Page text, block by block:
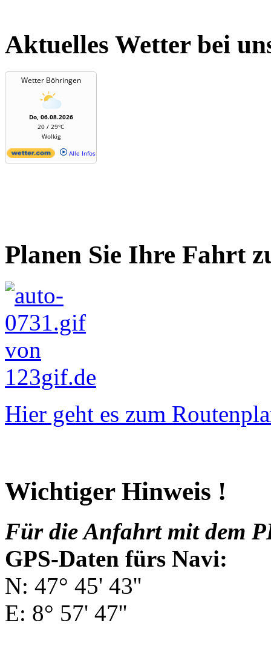
Aktuelles Wetter bei
Wetter Böhringen
Do, 06.08.2026
20 / 29°C
Wolkig
Alle Infos
Planen Sie Ihre Fahrt
Hier geht es zum
Wichtiger Hinweis !
Für die Anfahrt mit dem
GPS-Daten fürs Navi:
N: 47° 45' 43''
E: 8° 57' 47''